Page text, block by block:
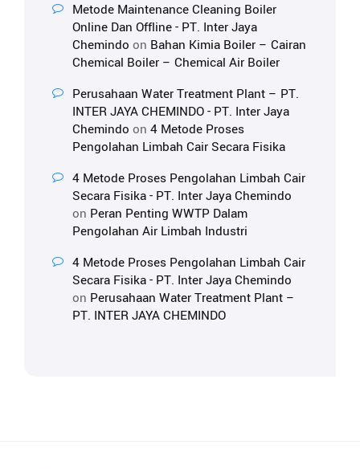
Metode Maintenance Cleaning Boiler
Online Dan Offline - PT. Inter Jaya
Chemindo on Bahan Kimia Boiler – Cairan
Chemical Boiler – Chemical Air Boiler
Perusahaan Water Treatment Plant – PT.
INTER JAYA CHEMINDO - PT. Inter Jaya
Chemindo on 4 Metode Proses
Pengolahan Limbah Cair Secara Fisika
4 Metode Proses Pengolahan Limbah Cair
Secara Fisika - PT. Inter Jaya Chemindo
on Peran Penting WWTP Dalam
Pengolahan Air Limbah Industri
4 Metode Proses Pengolahan Limbah Cair
Secara Fisika - PT. Inter Jaya Chemindo
on Perusahaan Water Treatment Plant –
PT. INTER JAYA CHEMINDO